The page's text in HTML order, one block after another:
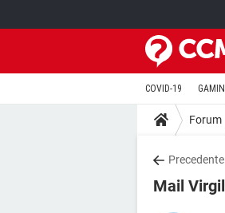
COVID-19
Forum
Precedente
Mail